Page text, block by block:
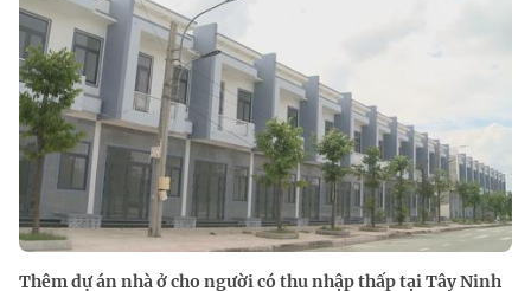
Thêm dự án nhà ở cho người có thu nhập thấp tại Tây Ninh